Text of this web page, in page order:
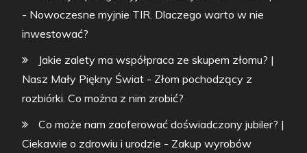
- Nowoczesne myjnie TIR. Dlaczego warto w nie
inwestować?
Jakie zalety ma współpraca ze skupem złomu? |
Nasz Mały Piękny Świat - Złom pochodzący z
rozbiórki. Co można z nim zrobić?
Co może nam zaoferować doświadczony jubiler? |
Ciekawie o zdrowiu i urodzie - Zakup wyrobów